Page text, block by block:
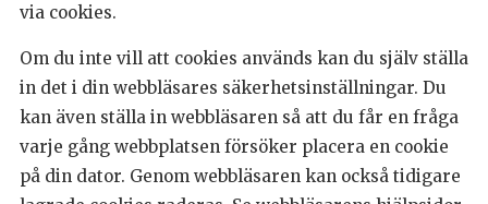
via cookies.
Om du inte vill att cookies används kan du själv ställa
in det i din webbläsares säkerhetsinställningar. Du
kan även ställa in webbläsaren så att du får en fråga
varje gång webbplatsen försöker placera en cookie
på din dator. Genom webbläsaren kan också tidigare